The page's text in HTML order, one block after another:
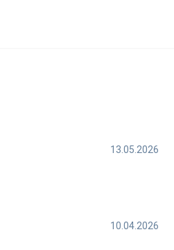
13.05.2026
10.04.2026